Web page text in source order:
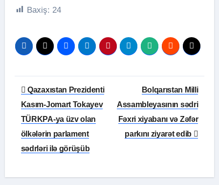
Baxiş: 24
Yazı
naviqasiyası
Qazaxıstan Prezidenti
Kasım-Jomart Tokayev
TÜRKPA-ya üzv olan
ölkələrin parlament
sədrləri ilə görüşüb
Bolqarıstan Milli
Assambleyasının sədri
Fəxri xiyabanı və Zəfər
parkını ziyarət edib